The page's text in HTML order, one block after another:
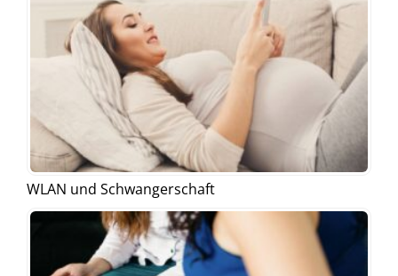
WLAN und Schwangerschaft